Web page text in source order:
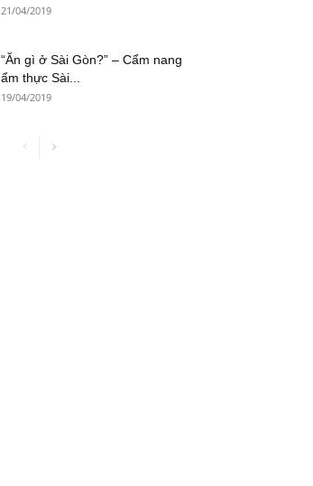
21/04/2019
“Ăn gì ở Sài Gòn?” – Cẩm nang
ẩm thực Sài...
19/04/2019